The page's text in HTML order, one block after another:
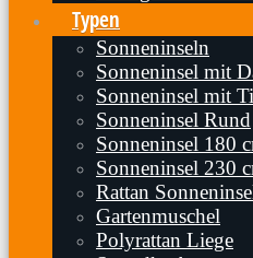
Typen
Sonneninseln
Sonneninsel mit
Sonneninsel mit
Sonneninsel Rund
Sonneninsel 180
Sonneninsel 230
Rattan
Gartenmuschel
Polyrattan Liege